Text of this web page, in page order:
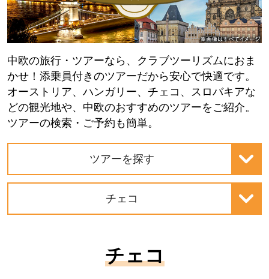
中欧の旅行・ツアーなら、クラブツーリズムにおま
かせ！添乗員付きのツアーだから安心で快適です。
オーストリア、ハンガリー、チェコ、スロバキアな
どの観光地や、中欧のおすすめのツアーをご紹介。
ツアーの検索・ご予約も簡単。
ツアーを探す
チェコ
チェコ